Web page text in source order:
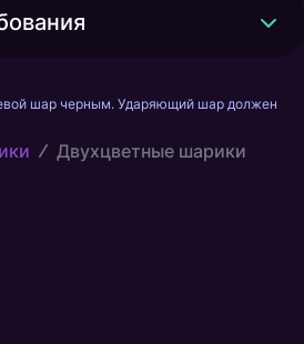
шар черным. Ударяющий шар должен
Двухцветные шарики